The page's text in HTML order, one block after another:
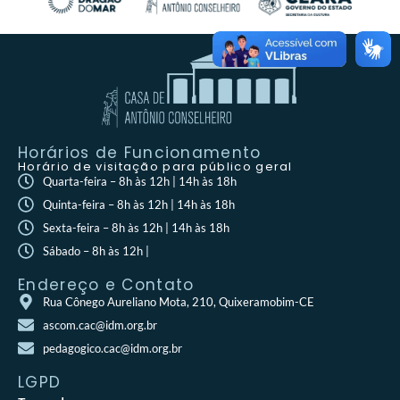
Horários de Funcionamento
Horário de visitação para público geral
Quarta-feira – 8h às 12h | 14h às 18h
Quinta-feira – 8h às 12h | 14h às 18h
Sexta-feira – 8h às 12h | 14h às 18h
Sábado – 8h às 12h |
Endereço e Contato
Rua Cônego Aureliano Mota, 210, Quixeramobim-CE
ascom.cac@idm.org.br
pedagogico.cac@idm.org.br
LGPD